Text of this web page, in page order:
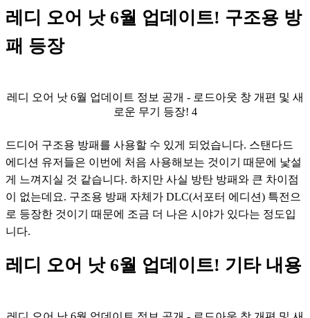
레디 오어 낫 6월 업데이트! 구조용 방
패 등장
레디 오어 낫 6월 업데이트 정보 공개 - 로드아웃 창 개편 및 새
로운 무기 등장! 4
드디어 구조용 방패를 사용할 수 있게 되었습니다. 스탠다드
에디션 유저들은 이번에 처음 사용해보는 것이기 때문에 낯설
게 느껴지실 것 같습니다. 하지만 사실 방탄 방패와 큰 차이점
이 없는데요. 구조용 방패 자체가 DLC(서포터 에디션) 특전으
로 등장한 것이기 때문에 조금 더 나은 시야가 있다는 정도입
니다.
레디 오어 낫 6월 업데이트! 기타 내용